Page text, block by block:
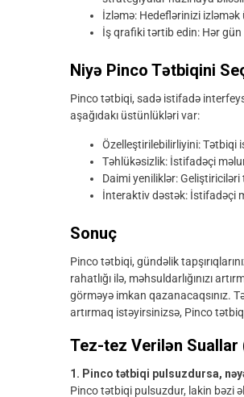
İzləmə: Hedeflərinizi
İş qrafiki tərtib edin: Hər gün
Niyə Pinco Tətbiqini
Pinco tətbiqi, sadə istifadə
aşağıdakı üstünlükləri var:
Özelleştirilebilirliyini: Tətbiqi
Təhlükəsizlik: İstifadəçi
Daimi yeniliklər:
İnteraktiv dəstək: İstifadəçi
Sonuç
Pinco tətbiqi, gündəlik
rahatlığı ilə, məhsuldarlığınızı
görməyə imkan qazanacaqsınız.
artırmaq istəyirsinizsə, Pinco
Tez-tez Verilən Suallar
1. Pinco tətbiqi pulsuzdursa,
Pinco tətbiqi pulsuzdur, lakin bəzi